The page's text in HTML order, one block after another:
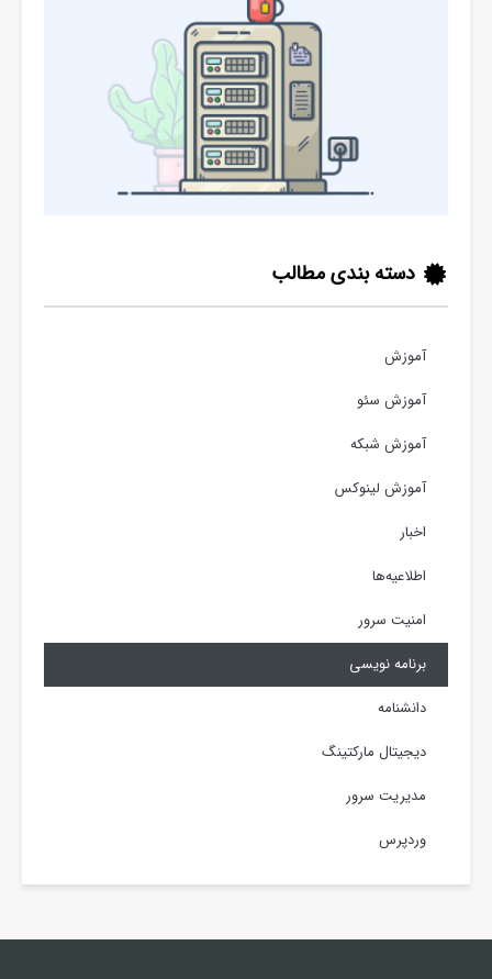
دسته بندی مطالب
آموزش
آموزش سئو
آموزش شبکه
آموزش لینوکس
اخبار
اطلاعیه‌ها
امنیت سرور
برنامه نویسی
دانشنامه
دیجیتال مارکتینگ
مدیریت سرور
وردپرس